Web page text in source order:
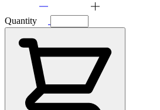
Quantity